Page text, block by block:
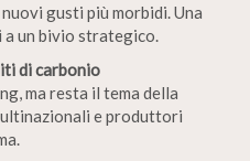
gusti più morbidi. Una
a un bivio strategico.
di carbonio
ma resta il tema della
e produttori